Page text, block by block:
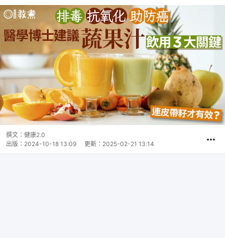
撰文： 健康2.0
出版： 2024-10-18 13:09 更新： 2025-02-21 13:14